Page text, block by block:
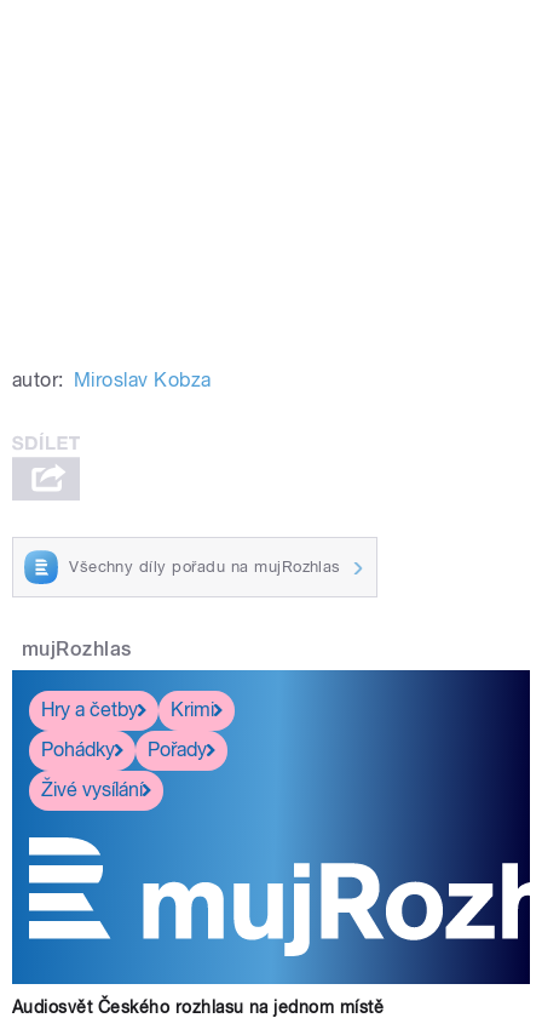
autor: Miroslav Kobza
Všechny díly pořadu na mujRozhlas
mujRozhlas
Hry a četby
Krimi
Pohádky
Pořady
Živé vysílání
Audiosvět Českého rozhlasu na jednom místě